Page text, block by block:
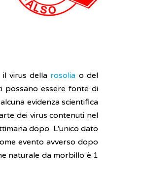
virus della rosolia o del
possano essere fonte di
evidenza scientifica
dei virus contenuti nel
dopo. L'unico dato
evento avverso dopo
naturale da morbillo è 1